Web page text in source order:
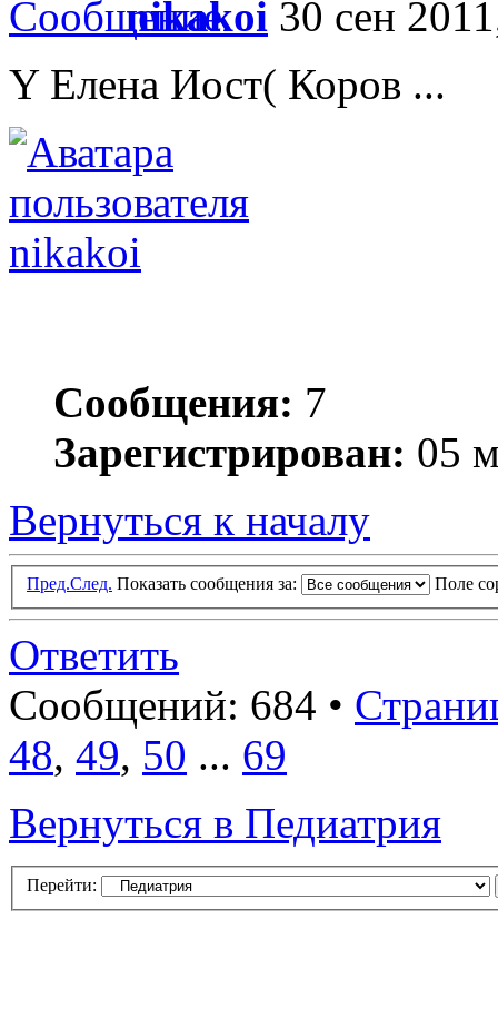
nikakoi 30 сен
Y Елена Иост( Коров ...
nikakoi
Сообщения: 7
Зарегистрирован: 05
Вернуться к началу
Пред.След. Показать сообщения за: Поле
Ответить
Сообщений: 684 •
48, 49, 50 ... 69
Вернуться в Педиатрия
Перейти: